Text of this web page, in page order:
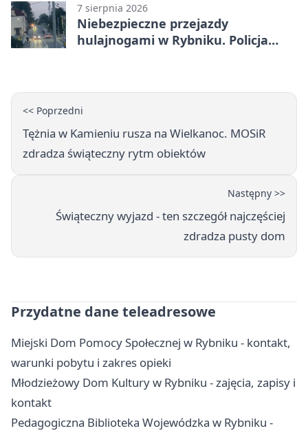
7 sierpnia 2026
Niebezpieczne przejazdy
hulajnogami w Rybniku. Policja
<< Poprzedni
Tężnia w Kamieniu rusza na Wielkanoc. MOSiR
zdradza świąteczny rytm obiektów
Następny >>
Świąteczny wyjazd - ten szczegół najczęściej
zdradza pusty dom
Przydatne dane teleadresowe
Miejski Dom Pomocy Społecznej w Rybniku - kontakt,
warunki pobytu i zakres opieki
Młodzieżowy Dom Kultury w Rybniku - zajęcia, zapisy i
kontakt
Pedagogiczna Biblioteka Wojewódzka w Rybniku -